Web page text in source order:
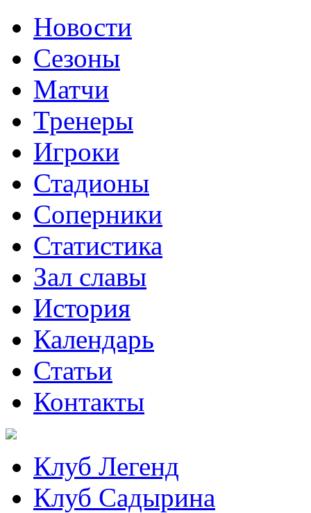
Новости
Сезоны
Матчи
Тренеры
Игроки
Стадионы
Соперники
Статистика
Зал славы
История
Календарь
Статьи
Контакты
Клуб Легенд
Клуб Садырина